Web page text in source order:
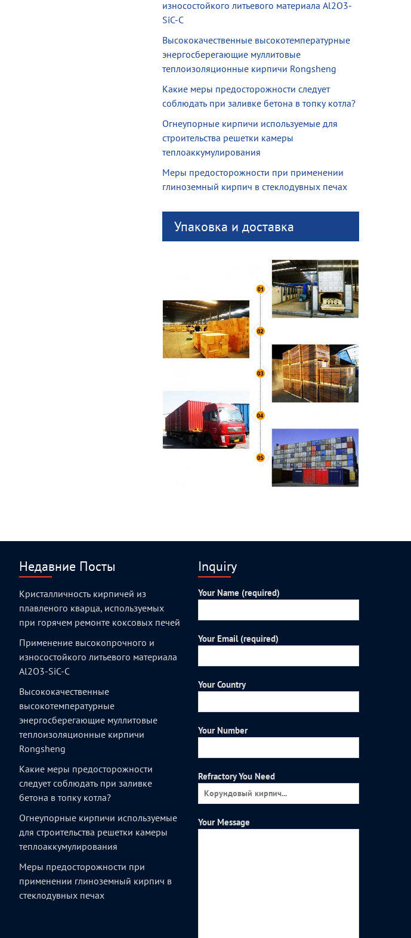
износостойкого литьевого материала Al2O3-
SiC-C
Высококачественные высокотемпературные
энергосберегающие муллитовые
теплоизоляционные кирпичи Rongsheng
Какие меры предосторожности следует
соблюдать при заливке бетона в топку котла?
Огнеупорные кирпичи используемые для
строительства решетки камеры
теплоаккумулирования
Меры предосторожности при применении
глиноземный кирпич в стеклодувных печах
Упаковка и доставка
Недавние Посты
Кристалличность кирпичей из
плавленого кварца, используемых
при горячем ремонте коксовых печей
Применение высокопрочного и
износостойкого литьевого материала
Al2O3-SiC-C
Высококачественные
высокотемпературные
энергосберегающие муллитовые
теплоизоляционные кирпичи
Rongsheng
Какие меры предосторожности
следует соблюдать при заливке
бетона в топку котла?
Огнеупорные кирпичи используемые
для строительства решетки камеры
теплоаккумулирования
Меры предосторожности при
применении глиноземный кирпич в
стеклодувных печах
Inquiry
Your Name (required)
Your Email (required)
Your Country
Your Number
Refractory You Need
Your Message